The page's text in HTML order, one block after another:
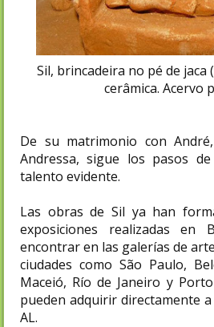
Sil, brincadeira no pé de jaca
cerâmica. Acervo
De su matrimonio con
Andressa, sigue los pasos
talento evidente.
Las obras de Sil ya han
exposiciones realizadas en
encontrar en las galerías de
ciudades como São Paulo,
Maceió, Río de Janeiro y
pueden adquirir directamente
AL.